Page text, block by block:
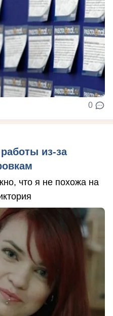
0
из-за
что я не похожа на